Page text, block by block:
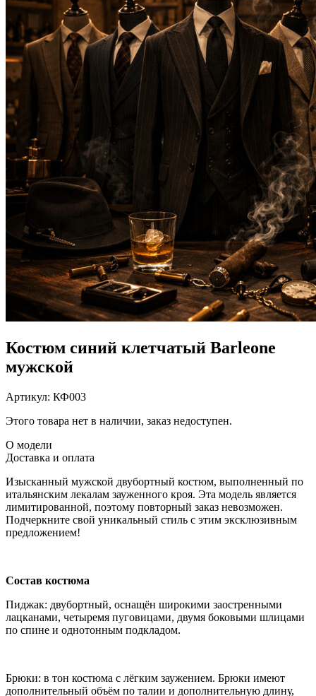
Костюм синий клетчатый Barleone
мужской
Артикул: КФ003
Этого товара нет в наличии, заказ недоступен.
О модели
Доставка и оплата
Изысканный мужской двубортный костюм, выполненный по
итальянским лекалам зауженного кроя. Эта модель является
лимитированной, поэтому повторный заказ невозможен.
Подчеркните свой уникальный стиль с этим эксклюзивным
предложением!
Состав костюма
Пиджак: двубортный, оснащён широкими заостренными
лацканами, четыремя пуговицами, двумя боковыми шлицами
по спине и однотонным подкладом.
Брюки: в тон костюма с лёгким заужением. Брюки имеют
дополнительный объём по талии и дополнительную длину,